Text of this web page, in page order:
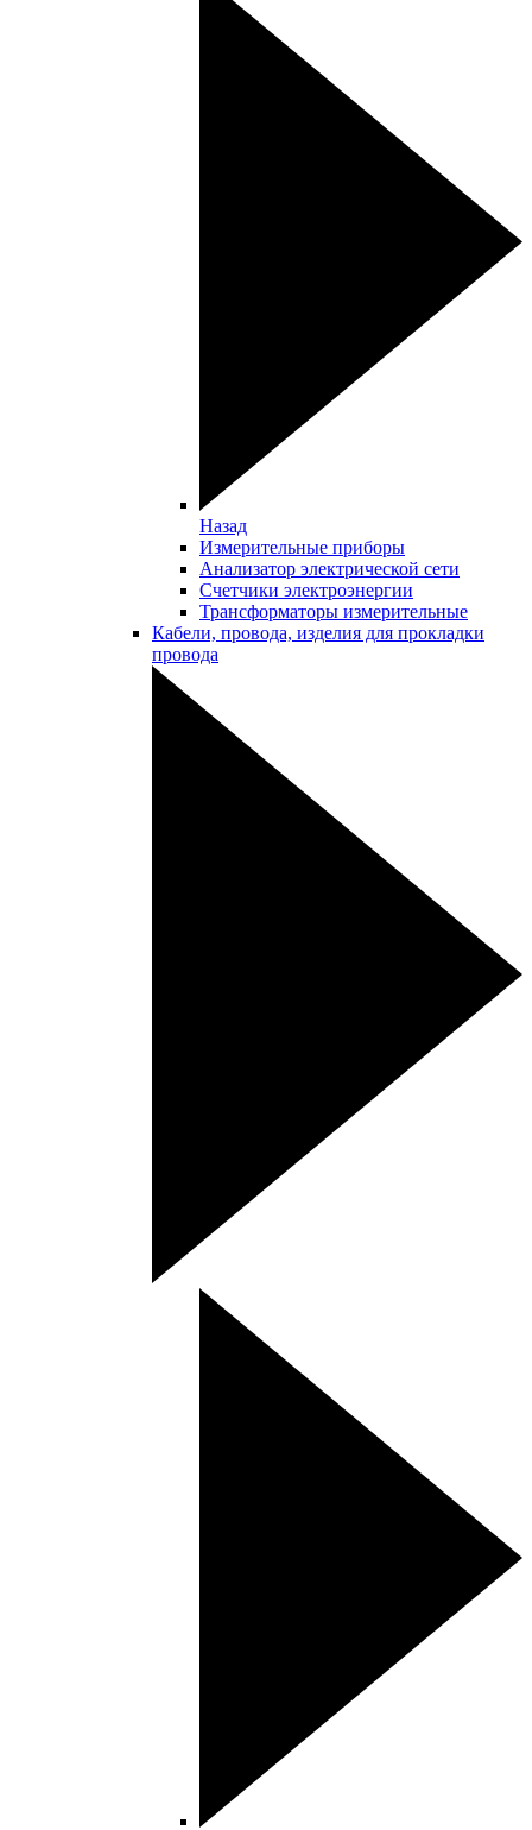
Назад
Измерительные приборы
Анализатор электрической сети
Счетчики электроэнергии
Трансформаторы измерительные
Кабели, провода, изделия для прокладки
провода